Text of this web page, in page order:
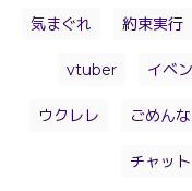
気まぐれ 約束実行
vtuber イベ
ウクレレ ごめん
チャット